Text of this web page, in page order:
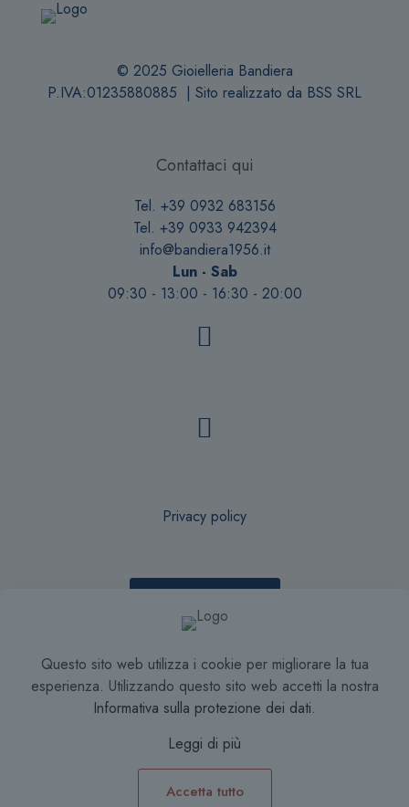
© 2025 Gioielleria Bandiera
P.IVA:01235880885 | Sito realizzato da BSS SRL
Contattaci qui
Tel. +39 0932 683156
Tel. +39 0933 942394
info@bandiera1956.it
Lun - Sab
09:30 - 13:00 - 16:30 - 20:00
Privacy policy
Condizioni di Vendita
Questo sito web utilizza i cookie per migliorare la tua
esperienza. Utilizzando questo sito web accetti la nostra
Informativa sulla protezione dei dati.
Leggi di più
Accetta tutto